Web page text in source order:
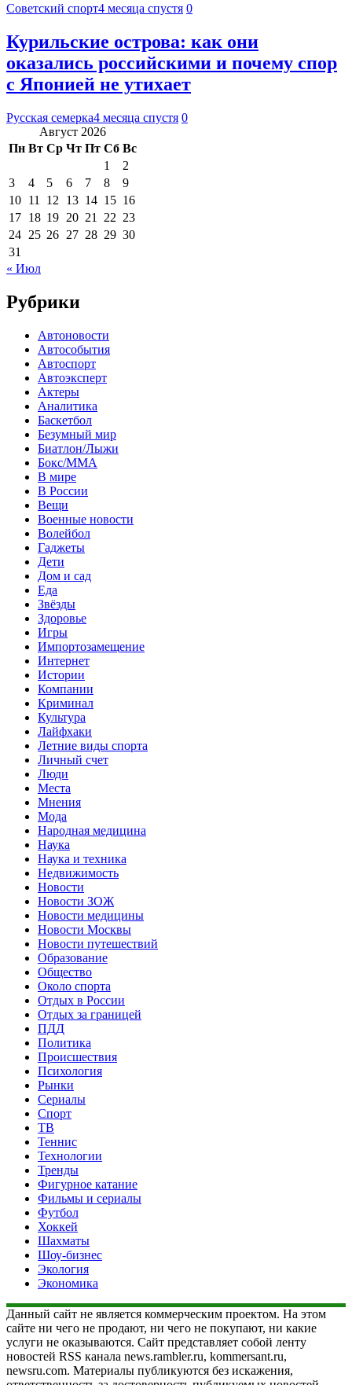
Советский спорт4 месяца спустя 0
Курильские острова: как они
оказались российскими и почему спор
с Японией не утихает
Русская семерка4 месяца спустя 0
Август 2026
Пн Вт Ср Чт Пт Сб Вс
1
2
3
4 5 6 7 8
9
10 11 12 13 14 15 16
17 18 19 20 21 22 23
24 25 26 27 28 29 30
31
« Июл
Рубрики
Автоновости
Автособытия
Автоспорт
Автоэксперт
Актеры
Аналитика
Баскетбол
Безумный мир
Биатлон/Лыжи
Бокс/MMA
В мире
В России
Вещи
Военные новости
Волейбол
Гаджеты
Дети
Дом и сад
Еда
Звёзды
Здоровье
Игры
Импортозамещение
Интернет
Истории
Компании
Криминал
Культура
Лайфхаки
Летние виды спорта
Личный счет
Люди
Места
Мнения
Мода
Народная медицина
Наука
Наука и техника
Недвижимость
Новости
Новости ЗОЖ
Новости медицины
Новости Москвы
Новости путешествий
Образование
Общество
Около спорта
Отдых в России
Отдых за границей
ПДД
Политика
Происшествия
Психология
Рынки
Сериалы
Спорт
ТВ
Теннис
Технологии
Тренды
Фигурное катание
Фильмы и сериалы
Футбол
Хоккей
Шахматы
Шоу-бизнес
Экология
Экономика
Данный сайт не является коммерческим проектом. На этом
сайте ни чего не продают, ни чего не покупают, ни какие
услуги не оказываются. Сайт представляет собой ленту
новостей RSS канала news.rambler.ru, kommersant.ru,
newsru.com. Материалы публикуются без искажения,